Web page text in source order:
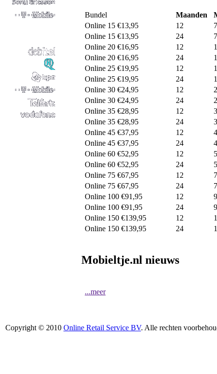
Bundel Maanden
Online 15 €13,95
12
Online 15 €13,95
24
Online 20 €16,95
12
Online 20 €16,95
24
Online 25 €19,95
12
Online 25 €19,95
24
Online 30 €24,95
12
Online 30 €24,95
24
Online 35 €28,95
12
Online 35 €28,95
24
Online 45 €37,95
12
Online 45 €37,95
24
Online 60 €52,95
12
Online 60 €52,95
24
Online 75 €67,95
12
Online 75 €67,95
24
Online 100 €91,95
12
Online 100 €91,95
24
Online 150 €139,95
12
Online 150 €139,95
24
Mobieltje.nl nieuws
...meer
Copyright © 2010 Online Retail Service BV. Alle rechten